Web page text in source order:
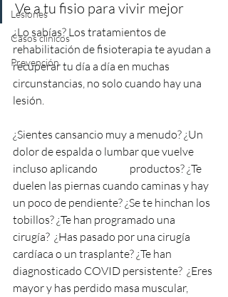
Lesiones
Casos clínicos
Prevención
Ve a tu fisio para vivir mejor
¿Lo sabías? Los tratamientos de
rehabilitación de fisioterapia te ayudan a
recuperar tu día a día en muchas
circunstancias, no solo cuando hay una
lesión.
¿Sientes cansancio muy a menudo? ¿Un
dolor de espalda o lumbar que vuelve
incluso aplicando               productos? ¿Te
duelen las piernas cuando caminas y hay
un poco de pendiente? ¿Se te hinchan los
tobillos? ¿Te han programado una
cirugía?  ¿Has pasado por una cirugía
cardíaca o un trasplante? ¿Te han
diagnosticado COVID persistente?  ¿Eres
mayor y has perdido masa muscular,